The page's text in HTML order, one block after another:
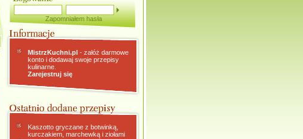
Zapomniałem hasła
MistrzKuchni.pl- załóż darmowe
konto i dodawaj swoje przepisy
kulinarne.
Zarejestruj się
Kaszotto gryczane z botwinką,
kurczakiem, marchewką i ziołami